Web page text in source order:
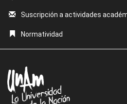
Suscripción a actividades
Normatividad